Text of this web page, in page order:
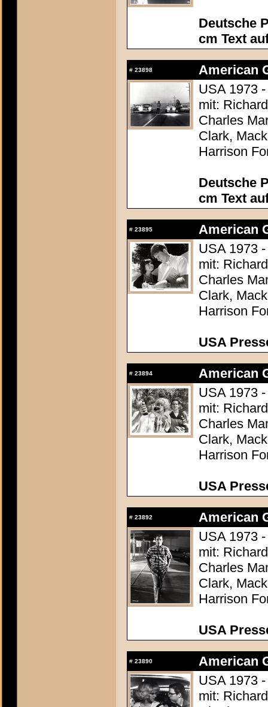
Deutsche
cm Text
# 23898
American
USA 1973
mit:
Charles
Clark,
Harrison
Deutsche
cm Text
# 23895
American
USA 1973
mit:
Charles
Clark,
Harrison
USA
# 23894
American
USA 1973
mit:
Charles
Clark,
Harrison
USA
# 23892
American
USA 1973
mit:
Charles
Clark,
Harrison
USA
# 23890
American
USA 1973
mit: